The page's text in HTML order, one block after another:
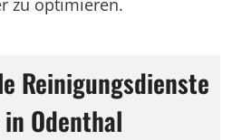
zu optimieren.
Reinigungsdienste
Odenthal